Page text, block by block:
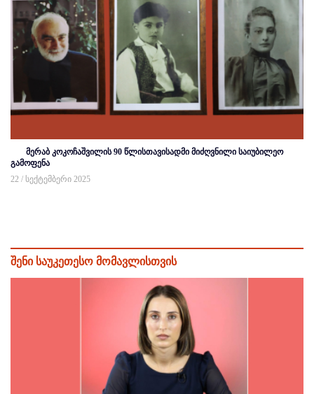
მერაბ კოკოჩაშვილის 90 წლისთავისადმი მიძღვნილი საიუბილეო
გამოფენა
22 / სექტემბერი 2025
შენი საუკეთესო მომავლისთვის